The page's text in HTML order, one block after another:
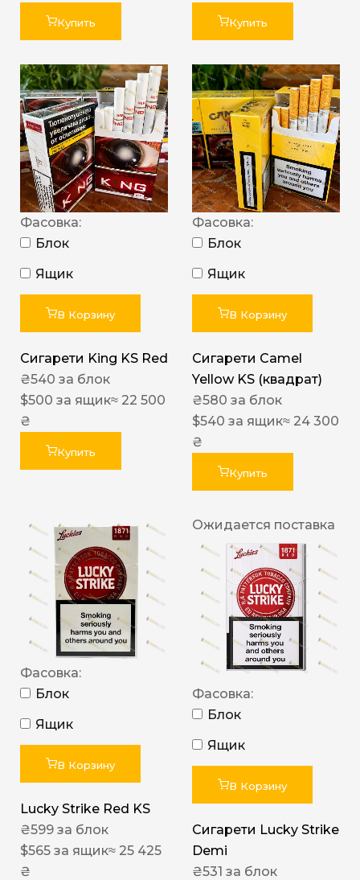
Купить Купить
Фасовка:
Блок
Ящик
В Корзину
Сигарети King KS Red
₴540 за блок
$500 за ящик≈ 22 500
₴
Купить
Фасовка:
Блок
Ящик
В Корзину
Сигарети Camel
Yellow KS (квадрат)
₴580 за блок
$540 за ящик≈ 24 300
₴
Купить
Фасовка:
Блок
Ящик
В Корзину
Lucky Strike Red KS
₴599 за блок
$565 за ящик≈ 25 425
₴
Ожидается поставка
Фасовка:
Блок
Ящик
В Корзину
Сигарети Lucky Strike
Demi
₴531 за блок